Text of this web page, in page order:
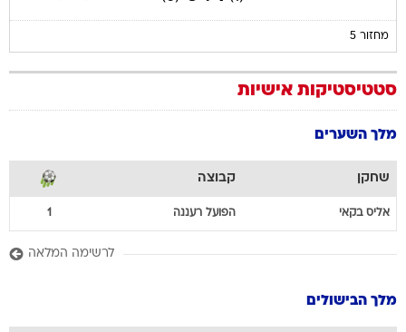
מחזור 5
סטטיסטיקות אישיות
מלך השערים
שחקן קבוצה
אליס בקאי הפועל רעננה 1
לרשימה המלאה
מלך הבישולים